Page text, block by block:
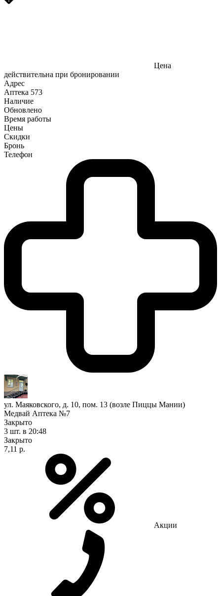
Цена
действительна при бронировании
Адрес
Аптека 573
Наличие
Обновлено
Время работы
Цены
Скидки
Бронь
Телефон
ул. Маяковского, д. 10, пом. 13 (возле Пиццы Мании)
Медвай Аптека №7
Закрыто
3 шт. в 20:48
Закрыто
7,11 р.
Акции